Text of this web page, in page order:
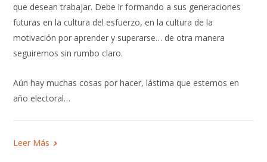
que desean trabajar. Debe ir formando a sus generaciones
futuras en la cultura del esfuerzo, en la cultura de la
motivación por aprender y superarse… de otra manera
seguiremos sin rumbo claro.
Aún hay muchas cosas por hacer, lástima que estemos en
año electoral…
Leer Más